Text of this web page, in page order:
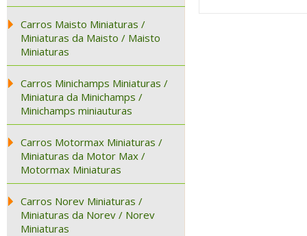
Carros Maisto Miniaturas /
Miniaturas da Maisto / Maisto
Miniaturas
Carros Minichamps Miniaturas /
Miniatura da Minichamps /
Minichamps miniauturas
Carros Motormax Miniaturas /
Miniaturas da Motor Max /
Motormax Miniaturas
Carros Norev Miniaturas /
Miniaturas da Norev / Norev
Miniaturas